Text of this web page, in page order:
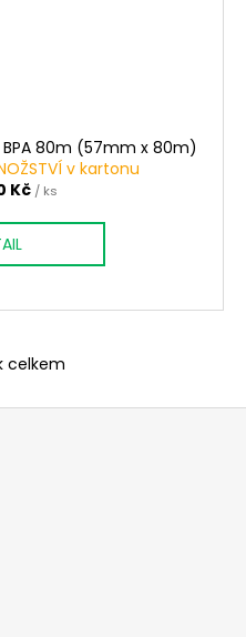
80m (57mm x 80m)
v kartonu
Kč / ks
celkem